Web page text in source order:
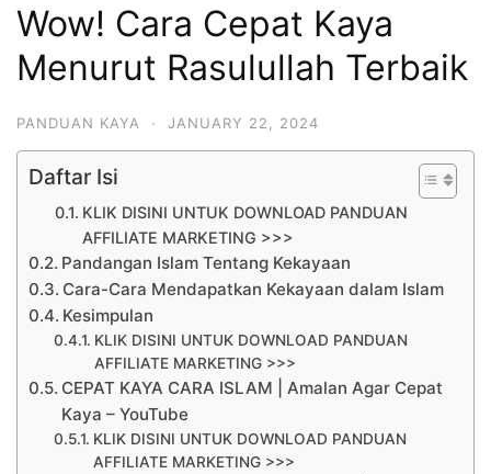
Wow! Cara Cepat Kaya
Menurut Rasulullah Terbaik
PANDUAN KAYA · JANUARY 22, 2024
Daftar Isi
KLIK DISINI UNTUK DOWNLOAD PANDUAN
AFFILIATE MARKETING >>>
Pandangan Islam Tentang Kekayaan
Cara-Cara Mendapatkan Kekayaan dalam Islam
Kesimpulan
KLIK DISINI UNTUK DOWNLOAD PANDUAN
AFFILIATE MARKETING >>>
CEPAT KAYA CARA ISLAM | Amalan Agar Cepat
Kaya – YouTube
KLIK DISINI UNTUK DOWNLOAD PANDUAN
AFFILIATE MARKETING >>>